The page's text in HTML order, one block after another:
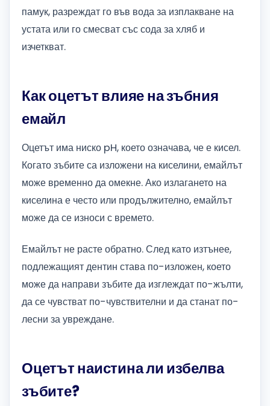
памук, разреждат го във вода за изплакване на
устата или го смесват със сода за хляб и
изчеткват.
Как оцетът влияе на зъбния
емайл
Оцетът има ниско pH, което означава, че е кисел.
Когато зъбите са изложени на киселини, емайлът
може временно да омекне. Ако излагането на
киселина е често или продължително, емайлът
може да се износи с времето.
Емайлът не расте обратно. След като изтънее,
подлежащият дентин става по-изложен, което
може да направи зъбите да изглеждат по-жълти,
да се чувстват по-чувствителни и да станат по-
лесни за увреждане.
Оцетът наистина ли избелва
зъбите?